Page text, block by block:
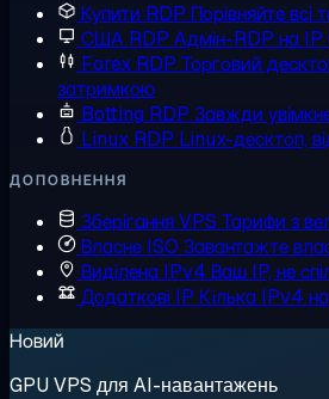
Купити RDP Порівняйте всі
США RDP Адмін-RDP на
Forex RDP Торговий
затримкою
Botting RDP Завжди
Linux RDP Linux-десктоп,
ДОПОВНЕННЯ
Зберігання VPS Тарифи з
Власне ISO Завантажте
Виділена IPv4 Ваш IP, не
Додаткові IP Кілька IPv4
Новий
GPU VPS для AI-навантажень